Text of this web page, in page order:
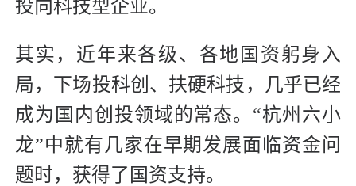
投向科技型企业。
其实，近年来各级、各地国资躬身入
局，下场投科创、扶硬科技，几乎已经
成为国内创投领域的常态。“杭州六小
龙”中就有几家在早期发展面临资金问
题时，获得了国资支持。